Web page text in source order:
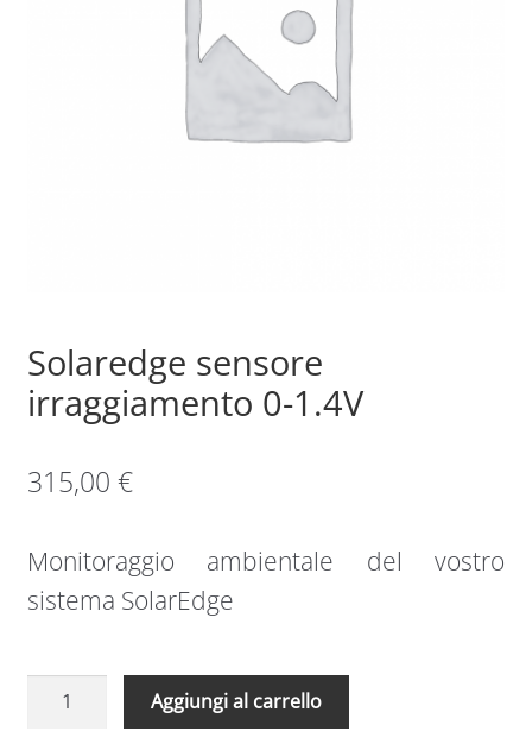
Solaredge sensore
irraggiamento 0-1.4V
315,00 €
Monitoraggio ambientale del vostro
sistema SolarEdge
Solaredge
Aggiungi al carrello